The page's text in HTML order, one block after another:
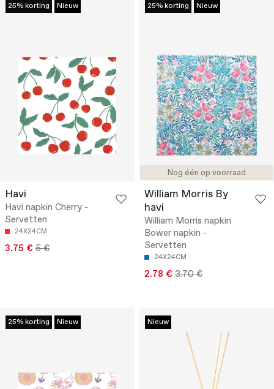
25% korting Nieuw
Havi
Havi napkin Cherry -
Servetten
24X24CM
3.75 € 5 €
Nog één op voorraad
25% korting Nieuw
William Morris By
havi
William Morris napkin
Bower napkin -
Servetten
24X24CM
2.78 € 3.70 €
25% korting Nieuw Nieuw